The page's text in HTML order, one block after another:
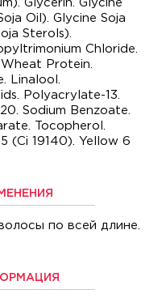
Glycerin. Glycine
Oil). Glycine Soja
Sterols).
Chloride.
Protein.
Linalool.
Polyacrylate-13.
Sodium Benzoate.
Tocopherol.
(Ci 19140). Yellow 6
по всей длине.